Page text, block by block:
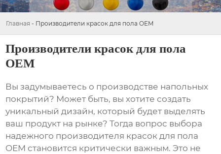
Главная - Производители красок для пола OEM
Производители красок для пола
OEM
Вы задумываетесь о производстве напольных
покрытий? Может быть, вы хотите создать
уникальный дизайн, который будет выделять
ваш продукт на рынке? Тогда вопрос выбора
надежного производителя красок для пола
OEM становится критически важным. Это не